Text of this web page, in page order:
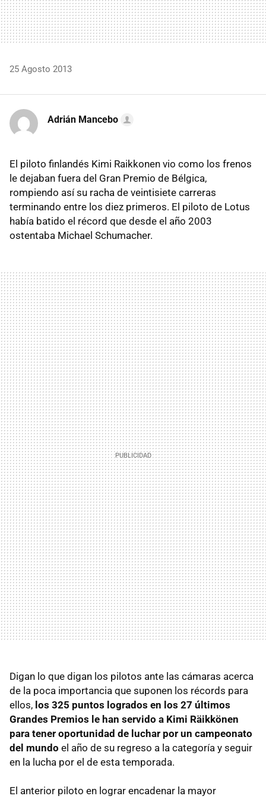
25 Agosto 2013
Adrián Mancebo
El piloto finlandés Kimi Raikkonen vio como los frenos
le dejaban fuera del Gran Premio de Bélgica,
rompiendo así su racha de veintisiete carreras
terminando entre los diez primeros. El piloto de Lotus
había batido el récord que desde el año 2003
ostentaba Michael Schumacher.
Digan lo que digan los pilotos ante las cámaras acerca
de la poca importancia que suponen los récords para
ellos, los 325 puntos logrados en los 27 últimos
Grandes Premios le han servido a Kimi Räikkönen
para tener oportunidad de luchar por un campeonato
del mundo el año de su regreso a la categoría y seguir
en la lucha por el de esta temporada.
El anterior piloto en lograr encadenar la mayor